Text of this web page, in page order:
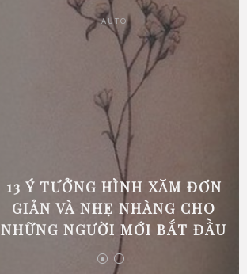
AUTO
13 Ý TƯỞNG HÌNH XĂM ĐƠN
GIẢN VÀ NHẸ NHÀNG CHO
NHỮNG NGƯỜI MỚI BẮT ĐẦU